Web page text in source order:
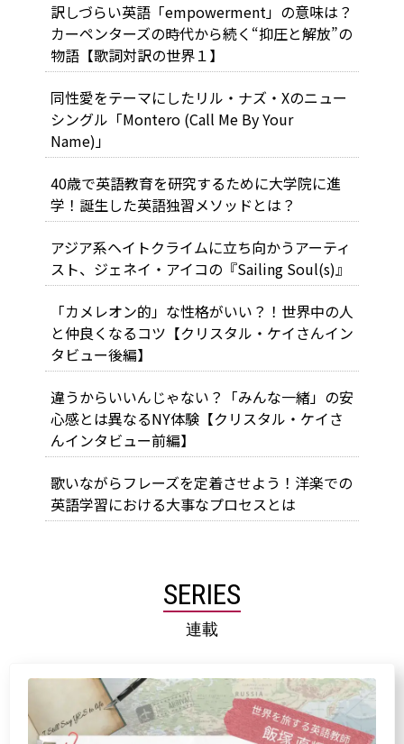
訳しづらい英語「empowerment」の意味は？
カーペンターズの時代から続く“抑圧と解放”の
物語【歌詞対訳の世界１】
同性愛をテーマにしたリル・ナズ・Xのニュー
シングル「Montero (Call Me By Your
Name)」
40歳で英語教育を研究するために大学院に進
学！誕生した英語独習メソッドとは？
アジア系ヘイトクライムに立ち向かうアーティ
スト、ジェネイ・アイコの『Sailing Soul(s)』
「カメレオン的」な性格がいい？！世界中の人
と仲良くなるコツ【クリスタル・ケイさんイン
タビュー後編】
違うからいいんじゃない？「みんな一緒」の安
心感とは異なるNY体験【クリスタル・ケイさ
んインタビュー前編】
歌いながらフレーズを定着させよう！洋楽での
英語学習における大事なプロセスとは
SERIES
連載